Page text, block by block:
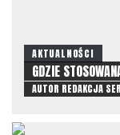
AKTUALNOŚCI
GDZIE
AUTOR REDAKCJA